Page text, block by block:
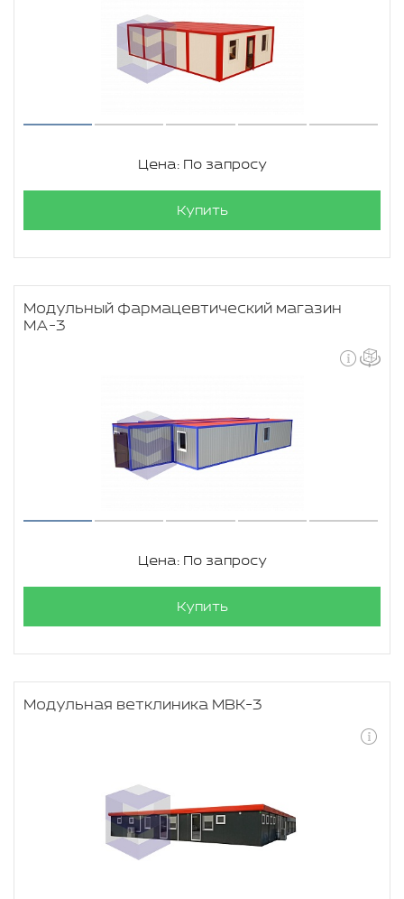
Цена: По запросу
Купить
Модульный фармацевтический магазин
МА-3
Цена: По запросу
Купить
Модульная ветклиника МВК-3